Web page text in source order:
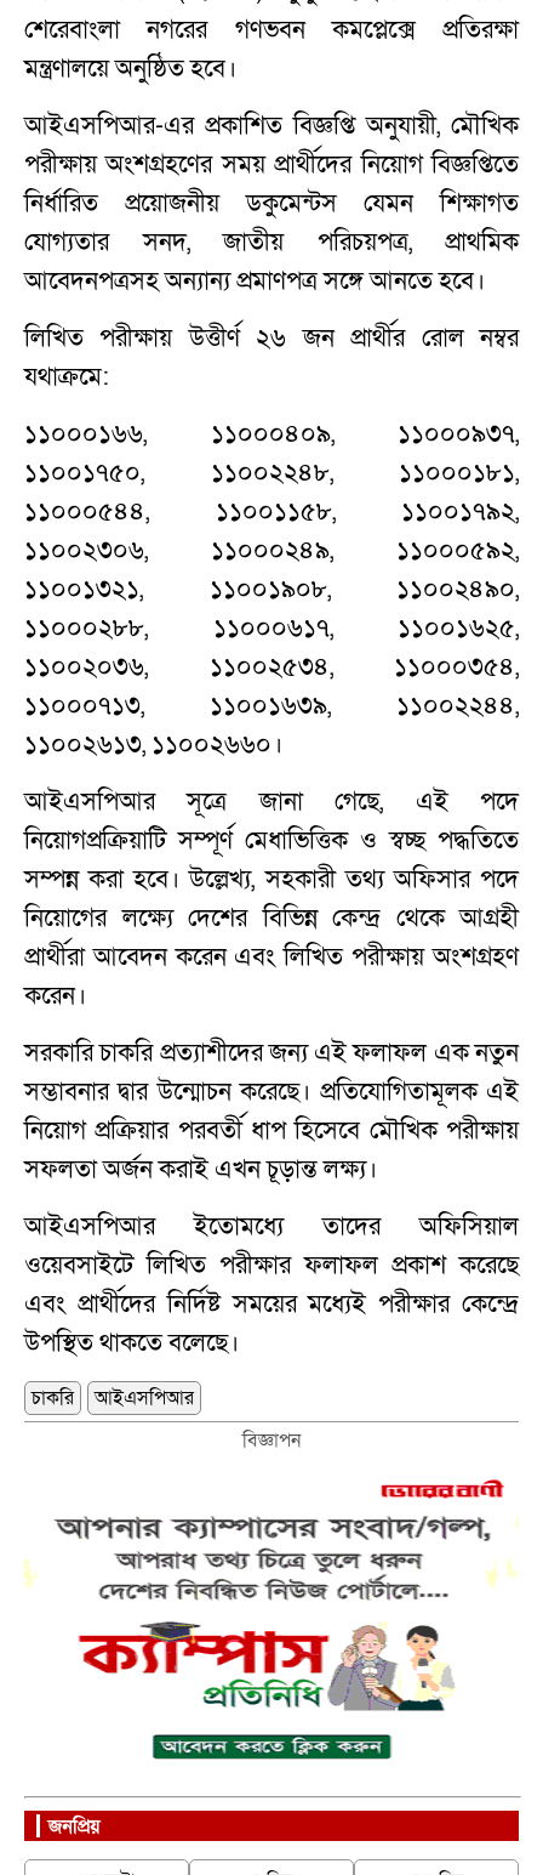
শেরেবাংলা নগরের গণভবন কমপ্লেক্সে প্রতিরক্ষা
মন্ত্রণালয়ে অনুষ্ঠিত হবে।
আইএসপিআর-এর প্রকাশিত বিজ্ঞপ্তি অনুযায়ী, মৌখিক
পরীক্ষায় অংশগ্রহণের সময় প্রার্থীদের নিয়োগ বিজ্ঞপ্তিতে
নির্ধারিত প্রয়োজনীয় ডকুমেন্টস যেমন শিক্ষাগত
যোগ্যতার সনদ, জাতীয় পরিচয়পত্র, প্রাথমিক
আবেদনপত্রসহ অন্যান্য প্রমাণপত্র সঙ্গে আনতে হবে।
লিখিত পরীক্ষায় উত্তীর্ণ ২৬ জন প্রার্থীর রোল নম্বর
যথাক্রমে:
১১০০০১৬৬, ১১০০০৪০৯, ১১০০০৯৩৭,
১১০০১৭৫০, ১১০০২২৪৮, ১১০০০১৮১,
১১০০০৫৪৪, ১১০০১১৫৮, ১১০০১৭৯২,
১১০০২৩০৬, ১১০০০২৪৯, ১১০০০৫৯২,
১১০০১৩২১, ১১০০১৯০৮, ১১০০২৪৯০,
১১০০০২৮৮, ১১০০০৬১৭, ১১০০১৬২৫,
১১০০২০৩৬, ১১০০২৫৩৪, ১১০০০৩৫৪,
১১০০০৭১৩, ১১০০১৬৩৯, ১১০০২২৪৪,
১১০০২৬১৩, ১১০০২৬৬০।
আইএসপিআর সূত্রে জানা গেছে, এই পদে
নিয়োগপ্রক্রিয়াটি সম্পূর্ণ মেধাভিত্তিক ও স্বচ্ছ পদ্ধতিতে
সম্পন্ন করা হবে। উল্লেখ্য, সহকারী তথ্য অফিসার পদে
নিয়োগের লক্ষ্যে দেশের বিভিন্ন কেন্দ্র থেকে আগ্রহী
প্রার্থীরা আবেদন করেন এবং লিখিত পরীক্ষায় অংশগ্রহণ
করেন।
সরকারি চাকরি প্রত্যাশীদের জন্য এই ফলাফল এক নতুন
সম্ভাবনার দ্বার উন্মোচন করেছে। প্রতিযোগিতামূলক এই
নিয়োগ প্রক্রিয়ার পরবর্তী ধাপ হিসেবে মৌখিক পরীক্ষায়
সফলতা অর্জন করাই এখন চূড়ান্ত লক্ষ্য।
আইএসপিআর ইতোমধ্যে তাদের অফিসিয়াল
ওয়েবসাইটে লিখিত পরীক্ষার ফলাফল প্রকাশ করেছে
এবং প্রার্থীদের নির্দিষ্ট সময়ের মধ্যেই পরীক্ষার কেন্দ্রে
উপস্থিত থাকতে বলেছে।
চাকরি
আইএসপিআর
বিজ্ঞাপন
জনপ্রিয়